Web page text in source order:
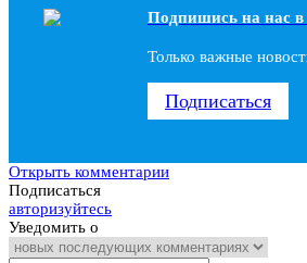
Подпишись на наc в
Только важные
Подписаться
Открыть комментарии
Подписаться
авторизуйтесь
Уведомить о